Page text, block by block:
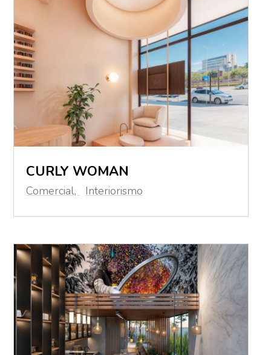
CURLY WOMAN
Comercial, Interiorismo